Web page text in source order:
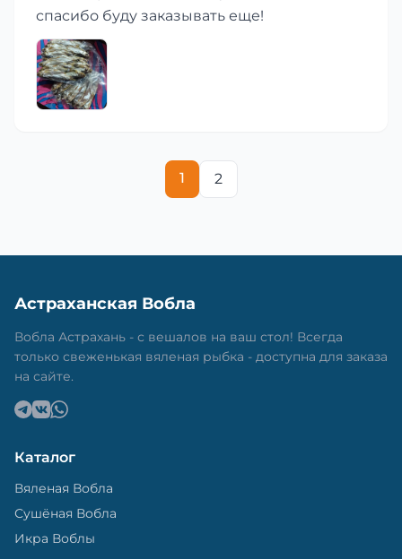
спасибо буду заказывать еще!
1 2
Астраханская Вобла
Вобла Астрахань - с вешалов на ваш стол! Всегда
только свеженькая вяленая рыбка - доступна для заказа
на сайте.
Каталог
Вяленая Вобла
Сушёная Вобла
Икра Воблы